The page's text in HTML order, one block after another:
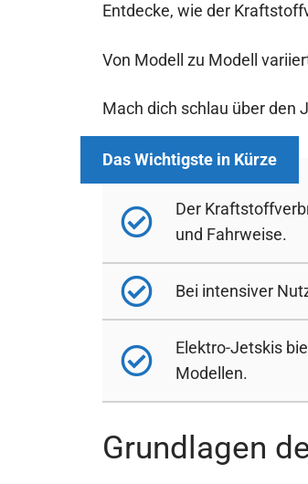
Entdecke, wie der
Von Modell zu Modell
Mach dich schlau über den
Der
und Fahrweise.
Bei intensiver
Elektro-Jetskis
Modellen.
Grundlagen